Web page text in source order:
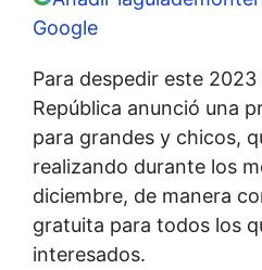
Google
Para despedir este 2023
República anunció una
para grandes y chicos,
realizando durante los
diciembre, de manera
gratuita para todos los
interesados.